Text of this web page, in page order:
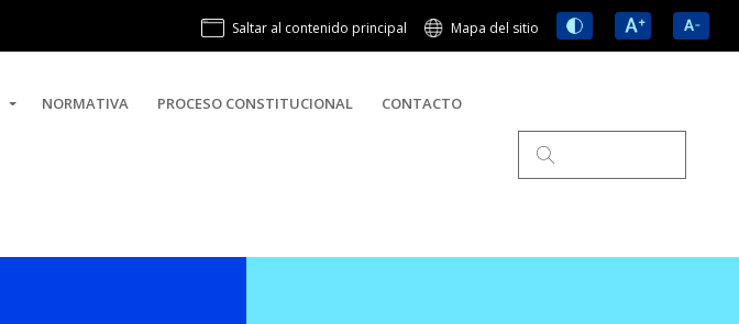
Saltar al contenido principal Mapa del sitio
NORMATIVA PROCESO CONSTITUCIONAL CONTACTO